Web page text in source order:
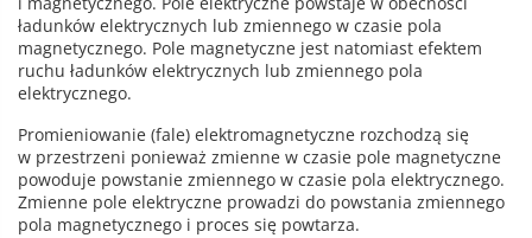
ładunków elektrycznych lub zmiennego w czasie pola
magnetycznego. Pole magnetyczne jest natomiast efektem
ruchu ładunków elektrycznych lub zmiennego pola
elektrycznego.
Promieniowanie (fale) elektromagnetyczne rozchodzą się
w przestrzeni ponieważ zmienne w czasie pole magnetyczne
powoduje powstanie zmiennego w czasie pola elektrycznego.
Zmienne pole elektryczne prowadzi do powstania zmiennego
pola magnetycznego i proces się powtarza.